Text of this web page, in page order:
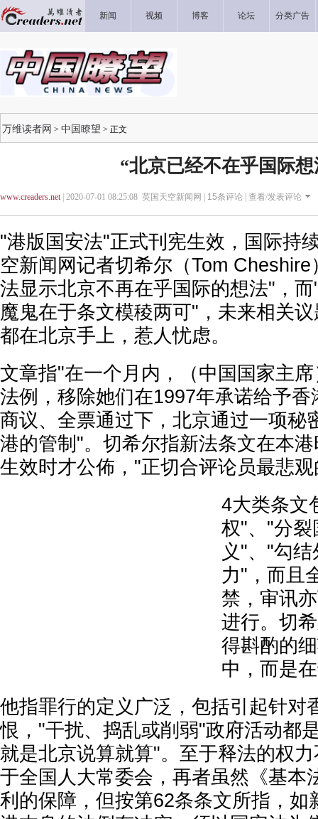
新闻 视频 博客 论坛 分类广告
万维读者网 > 中国瞭望 > 正文
“北京已经不在乎国际想
www.creaders.net| 2020-07-01 08:25:08 英国天空新闻网 | 15条评论 | 查看/发表评论
"港版国安法"正式刊宪生效，国际持
空新闻网记者切希尔（Tom
法显示北京不再在乎国际的想法"，
魔鬼在于条文模稜两可"，未来相关
都在北京手上，惹人忧虑。
文章指"在一个月内，（中国国家主
法例，移除她们在1997年承诺给予
商议、全票通过下，北京通过一项秘
港的管制"。切希尔指新法条文在本
生效时才公佈，"正切合评论员最悲
4大类条文
权"、"分
义"、"勾
力"，而且
禁，审讯
进行。切
得斟酌的
中，而是
他指罪行的定义广泛，包括引起针对
恨，"干扰、捣乱或削弱"政府活动都
就是北京说算就算"。至于释法的权
于全国人大常委会，再者虽然《基本
利的保障，但按第62条条文所指，如